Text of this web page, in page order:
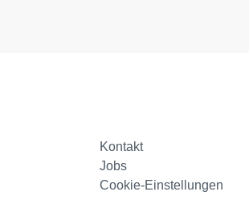
Kontakt
Jobs
Cookie-Einstellungen